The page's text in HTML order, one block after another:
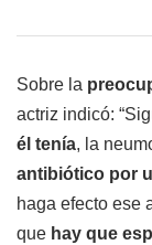
Sobre la
actriz indicó:
él tenía, la
antibiótico por
haga efecto ese
que hay que